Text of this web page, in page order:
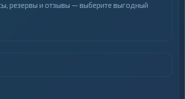
резервы и отзывы — выберите выгодный